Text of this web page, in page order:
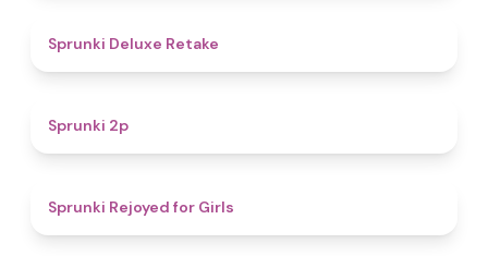
Sprunki Deluxe Retake
Sprunki 2p
Sprunki Rejoyed for Girls